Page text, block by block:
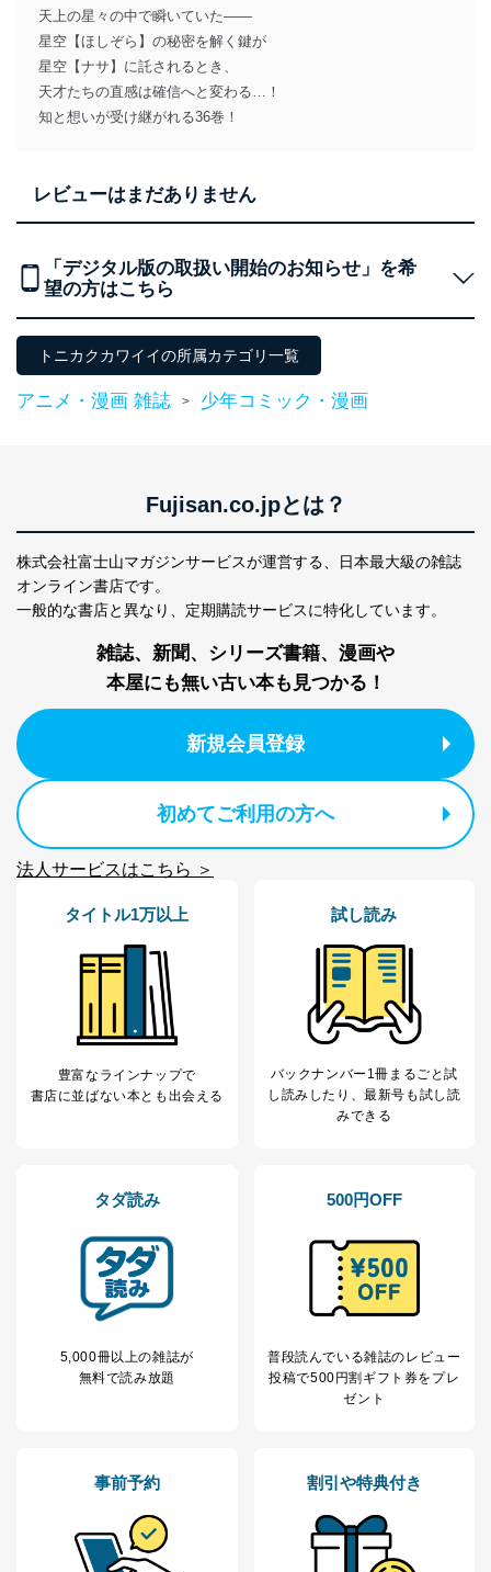
天上の星々の中で瞬いていた――
星空【ほしぞら】の秘密を解く鍵が
星空【ナサ】に託されるとき、
天才たちの直感は確信へと変わる…！
知と想いが受け継がれる36巻！
レビューはまだありません
「デジタル版の取扱い開始のお知らせ」を希
望の方はこちら
トニカクカワイイの所属カテゴリ一覧
アニメ・漫画 雑誌 > 少年コミック・漫画
Fujisan.co.jpとは？
株式会社富士山マガジンサービスが運営する、
日本最大級の雑誌
オンライン書店です。
一般的な書店と異なり、 定期購読サービスに特化しています。
雑誌、新聞、シリーズ書籍、漫画や
本屋にも無い古い本も見つかる！
新規会員登録
初めてご利用の方へ
法人サービスはこちら ＞
タイトル1万以上
豊富なラインナップで
書店に並ばない本とも出会える
試し読み
バックナンバー1冊まるごと試
し読み したり、最新号も試し読
みできる
タダ読み
5,000冊以上の雑誌が
無料で読み放題
500円OFF
普段読んでいる雑誌のレビュー
投稿で500円割ギフト券をプレ
ゼント
事前予約 割引や特典付き